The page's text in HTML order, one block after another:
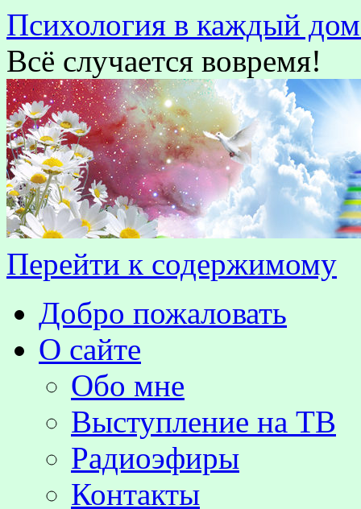
Психология в каждый
Всё случается вовремя!
Перейти к содержимому
Добро пожаловать
О сайте
Обо мне
Выступление на TВ
Радиоэфиры
Контакты